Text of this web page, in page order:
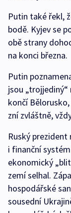
Putin také řekl,
bodě. Kyjev se
obě strany
na konci března.
Putin
jsou
končí
zní zvláštně,
Ruský
i finanční
ekonomický
zemí selhal.
hospodářské
sousední